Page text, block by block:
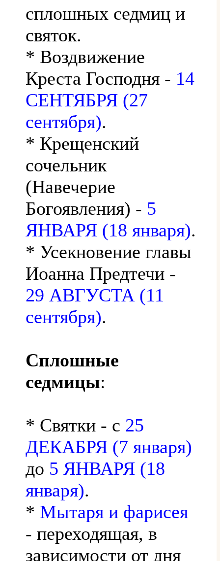
сплошных седмиц и
святок.
* Воздвижение
Креста Господня - 14
СЕНТЯБРЯ (27
сентября).
* Крещенский
сочельник
(Навечерие
Богоявления) - 5
ЯНВАРЯ (18 января).
* Усекновение главы
Иоанна Предтечи -
29 АВГУСТА (11
сентября).
Сплошные
седмицы:
* Святки - с 25
ДЕКАБРЯ (7 января)
до 5 ЯНВАРЯ (18
января).
* Мытаря и фарисея
- переходящая, в
зависимости от дня